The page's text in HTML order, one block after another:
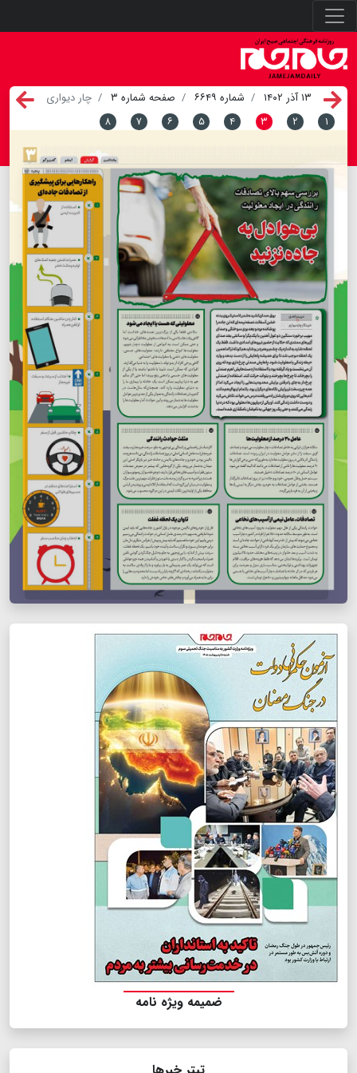
۱۳ آذر ۱۴۰۲ شماره ۶۶۴۹ صفحه شماره ۳
چار دیواری
۱
۲ ۳ ۴ ۵ ۶ ۷ ۸
ضمیمه ویژه نامه